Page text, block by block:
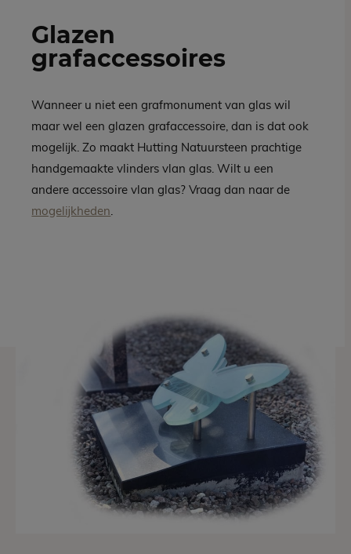
Glazen
grafaccessoires
Wanneer u niet een grafmonument van glas wil
maar wel een glazen grafaccessoire, dan is dat ook
mogelijk. Zo maakt Hutting Natuursteen prachtige
handgemaakte vlinders vlan glas. Wilt u een
andere accessoire vlan glas? Vraag dan naar de
mogelijkheden.